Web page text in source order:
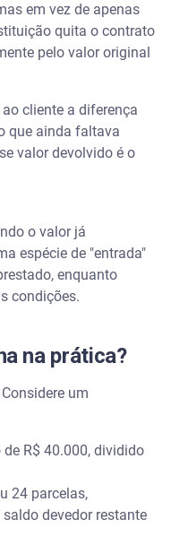
em vez de apenas
quita o contrato
pelo valor original
cliente a diferença
que ainda faltava
valor devolvido é o
o valor já
espécie de "entrada"
enquanto
condições.
na prática?
um
R$ 40.000, dividido
24 parcelas,
devedor restante